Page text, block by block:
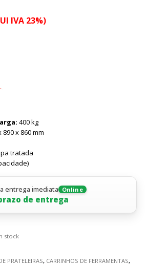
IVA 23%)
400 kg
890 x 860 mm
tratada
entrega imediata Online
de entrega
stock
PRATELEIRAS, CARRINHOS DE FERRAMENTAS,